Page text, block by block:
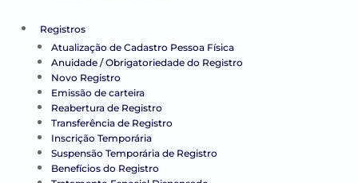
Registros
Atualização de Cadastro Pessoa Física
Anuidade / Obrigatoriedade do Registro
Novo Registro
Emissão de carteira
Reabertura de Registro
Transferência de Registro
Inscrição Temporária
Suspensão Temporária de Registro
Benefícios do Registro